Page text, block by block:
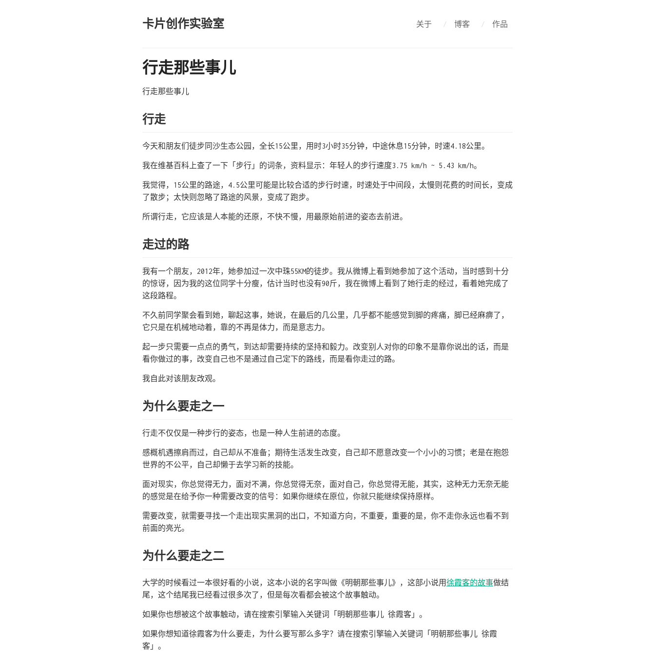
卡片创作实验室 关于 / 博客 / 作品
行走那些事儿
行走那些事儿
行走
今天和朋友们徒步同沙生态公园，全长15公里，用时3小时35分钟，中途休息15分钟，时速4.18公里。
我在维基百科上查了一下「步行」的词条，资料显示：年轻人的步行速度3.75 km/h ~ 5.43 km/h。
我觉得，15公里的路途，4.5公里可能是比较合适的步行时速，时速处于中间段，太慢则花费的时间长，变成
了散步；太快则忽略了路途的风景，变成了跑步。
所谓行走，它应该是人本能的还原，不快不慢，用最原始前进的姿态去前进。
走过的路
我有一个朋友，2012年，她参加过一次中珠55KM的徒步。我从微博上看到她参加了这个活动，当时感到十分
的惊讶，因为我的这位同学十分瘦，估计当时也没有90斤，我在微博上看到了她行走的经过，看着她完成了
这段路程。
不久前同学聚会看到她，聊起这事，她说，在最后的几公里，几乎都不能感觉到脚的疼痛，脚已经麻痹了，
它只是在机械地动着，靠的不再是体力，而是意志力。
起一步只需要一点点的勇气，到达却需要持续的坚持和毅力。改变别人对你的印象不是靠你说出的话，而是
看你做过的事，改变自己也不是通过自己定下的路线，而是看你走过的路。
我自此对该朋友改观。
为什么要走之一
行走不仅仅是一种步行的姿态，也是一种人生前进的态度。
感概机遇擦肩而过，自己却从不准备；期待生活发生改变，自己却不愿意改变一个小小的习惯；老是在抱怨
世界的不公平，自己却懒于去学习新的技能。
面对现实，你总觉得无力，面对不满，你总觉得无奈，面对自己，你总觉得无能，其实，这种无力无奈无能
的感觉是在给予你一种需要改变的信号：如果你继续在原位，你就只能继续保持原样。
需要改变，就需要寻找一个走出现实黑洞的出口，不知道方向，不重要，重要的是，你不走你永远也看不到
前面的亮光。
为什么要走之二
大学的时候看过一本很好看的小说，这本小说的名字叫做《明朝那些事儿》，这部小说用徐霞客的故事做结
尾，这个结尾我已经看过很多次了，但是每次看都会被这个故事触动。
如果你也想被这个故事触动，请在搜索引擎输入关键词「明朝那些事儿 徐霞客」。
如果你想知道徐霞客为什么要走，为什么要写那么多字？请在搜索引擎输入关键词「明朝那些事儿 徐霞
客」。